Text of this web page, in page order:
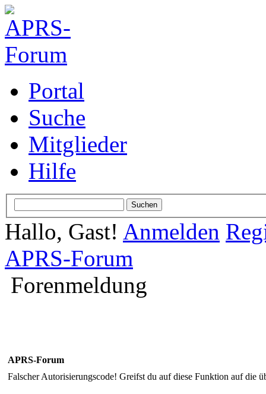
Portal
Suche
Mitglieder
Hilfe
Hallo, Gast! Anmelden
APRS-Forum
Forenmeldung
APRS-Forum
Falscher Autorisierungscode! Greifst du auf diese Funktion auf die